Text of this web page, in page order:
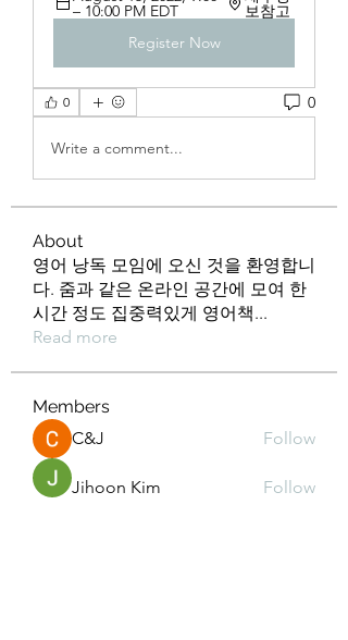
– 10:00 PM EDT
보참고
Register Now
0 0
Write a comment...
About
영어 낭독 모임에 오신 것을 환영합니
다. 줌과 같은 온라인 공간에 모여 한
시간 정도 집중력있게 영어책...
Read more
Members
C&J
Follow
Jihoon Kim Follow